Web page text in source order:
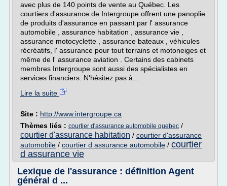
avec plus de 140 points de vente au Québec. Les
courtiers d'assurance de Intergroupe offrent une panoplie
de produits d'assurance en passant par l' assurance
automobile , assurance habitation , assurance vie ,
assurance motocyclette , assurance bateaux , véhicules
récréatifs, l' assurance pour tout terrains et motoneiges et
même de l' assurance aviation . Certains des cabinets
membres Intergroupe sont aussi des spécialistes en
services financiers. N'hésitez pas à...
Lire la suite
Site : http://www.intergroupe.ca
Thèmes liés : courtier d'assurance automobile quebec /
courtier d'assurance habitation / courtier d'assurance
automobile / courtier d assurance automobile / courtier
d assurance vie
Lexique de l'assurance : définition Agent
général d ...